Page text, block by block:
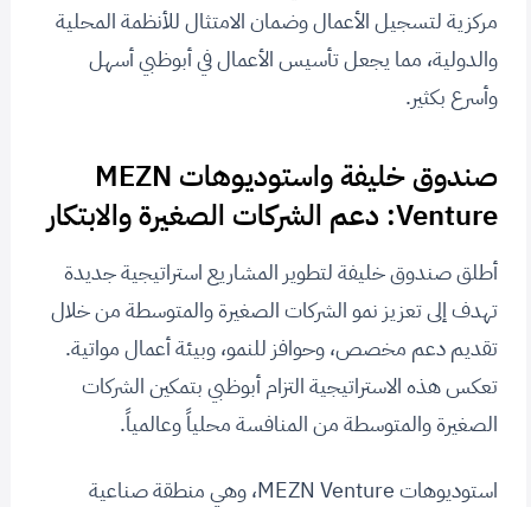
مركزية لتسجيل الأعمال وضمان الامتثال للأنظمة المحلية
والدولية، مما يجعل تأسيس الأعمال في أبوظبي أسهل
وأسرع بكثير.
صندوق خليفة واستوديوهات MEZN
Venture: دعم الشركات الصغيرة والابتكار
أطلق صندوق خليفة لتطوير المشاريع استراتيجية جديدة
تهدف إلى تعزيز نمو الشركات الصغيرة والمتوسطة من خلال
تقديم دعم مخصص، وحوافز للنمو، وبيئة أعمال مواتية.
تعكس هذه الاستراتيجية التزام أبوظبي بتمكين الشركات
الصغيرة والمتوسطة من المنافسة محلياً وعالمياً.
استوديوهات MEZN Venture، وهي منطقة صناعية